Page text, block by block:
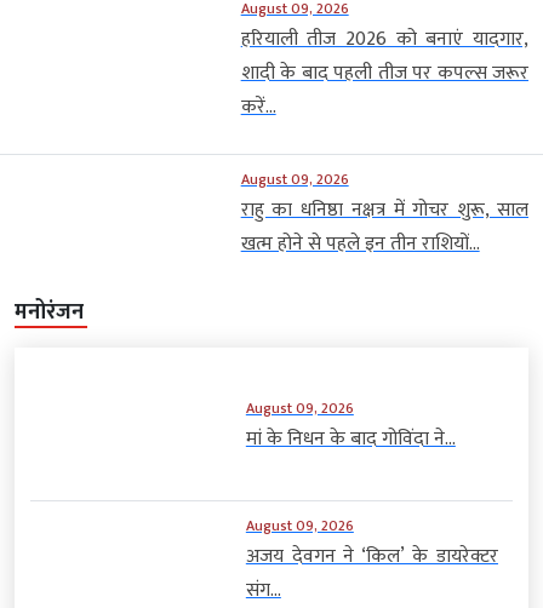
August 09, 2026
हरियाली तीज 2026 को बनाएं यादगार,
शादी के बाद पहली तीज पर कपल्स जरूर
करें...
August 09, 2026
राहु का धनिष्ठा नक्षत्र में गोचर शुरू, साल
खत्म होने से पहले इन तीन राशियों...
मनोरंजन
August 09, 2026
मां के निधन के बाद गोविंदा ने...
August 09, 2026
अजय देवगन ने ‘किल’ के डायरेक्टर
संग...